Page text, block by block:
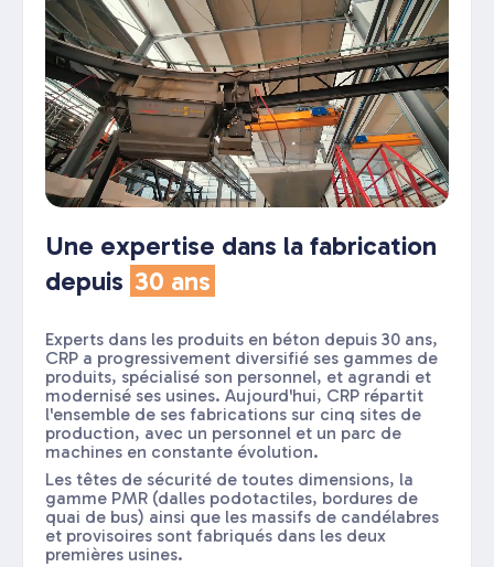
Une expertise dans la fabrication
depuis 30 ans
Experts dans les produits en béton depuis 30 ans,
CRP a progressivement diversifié ses gammes de
produits, spécialisé son personnel, et agrandi et
modernisé ses usines. Aujourd'hui, CRP répartit
l'ensemble de ses fabrications sur cinq sites de
production, avec un personnel et un parc de
machines en constante évolution.
Les têtes de sécurité de toutes dimensions, la
gamme PMR (dalles podotactiles, bordures de
quai de bus) ainsi que les massifs de candélabres
et provisoires sont fabriqués dans les deux
premières usines.